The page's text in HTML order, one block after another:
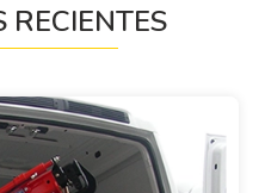
RECIENTES